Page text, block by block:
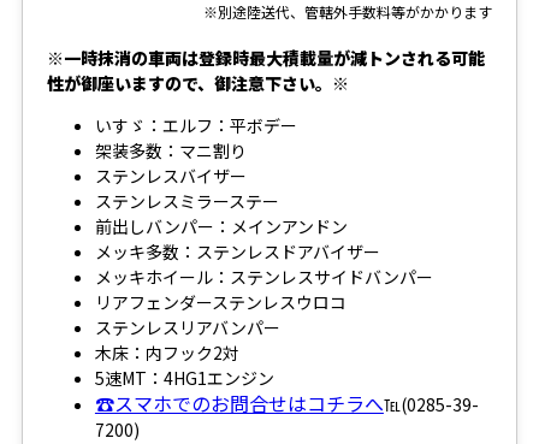
※別途陸送代、管轄外手数料等がかかります
※一時抹消の車両は登録時最大積載量が減トンされる可能
性が御座いますので、御注意下さい。※
いすゞ：エルフ：平ボデー
架装多数：マニ割り
ステンレスバイザー
ステンレスミラーステー
前出しバンパー：メインアンドン
メッキ多数：ステンレスドアバイザー
メッキホイール：ステンレスサイドバンパー
リアフェンダーステンレスウロコ
ステンレスリアバンパー
木床：内フック2対
5速MT：4HG1エンジン
☎スマホでのお問合せはコチラへ℡(0285-39-
7200)